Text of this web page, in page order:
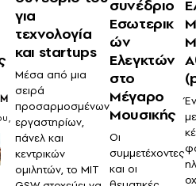
για
τεχνολογία
και startups
Μέσα από μια
σειρά
προσαρμοσμένων
εργαστηρίων,
πάνελ και
κεντρικών
ομιλητών, το MIT
συνέδριο
Εσωτερικ
ών
Ελεγκτών
στο
Μέγαρο
Μουσικής
Οι
συμμετέχοντες
και οι